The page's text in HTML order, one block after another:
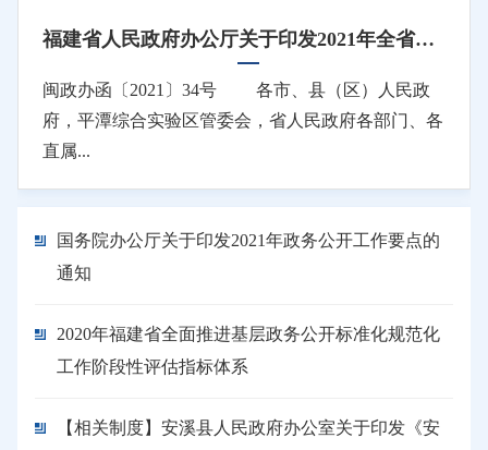
福建省人民政府办公厅关于印发2021年全省政务公开工作主要任务分解表的通知
闽政办函〔2021〕34号 各市、县（区）人民政
府，平潭综合实验区管委会，省人民政府各部门、各
直属...
国务院办公厅关于印发2021年政务公开工作要点的
通知
2020年福建省全面推进基层政务公开标准化规范化
工作阶段性评估指标体系
【相关制度】安溪县人民政府办公室关于印发《安